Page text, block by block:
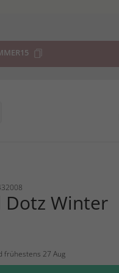
Dotz Winter
frühestens 27 Aug